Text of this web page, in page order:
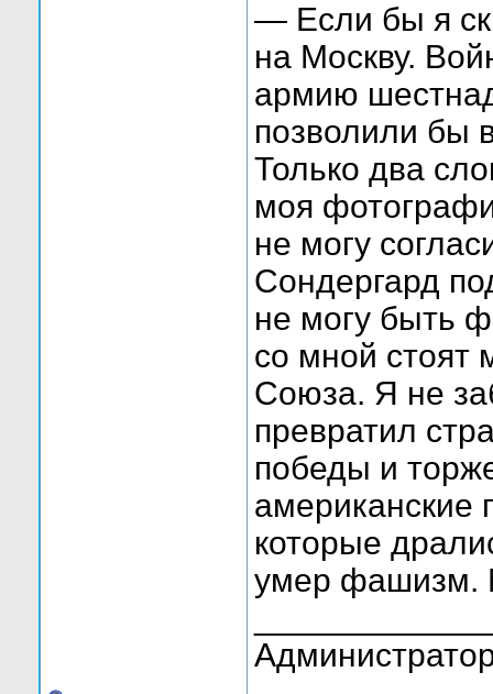
— Если бы я
на Москву.
армию
позволили бы
Только два
моя
не могу
Сондергард
не могу быть
со мной стоят
Союза. Я не
превратил
победы и
американские
которые
умер фашизм.